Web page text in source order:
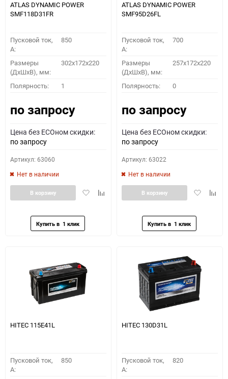
ATLAS DYNAMIC POWER
SMF118D31FR
Пусковой ток,
A:
850
Размеры
(ДхШхВ), мм:
302x172x220
Полярность: 1
по запросу
Цена без ECOном скидки:
по запросу
Артикул: 63060
Нет в наличии
ДобавитьДобавить
В корзину
ATLAS DYNAMIC POWER
SMF95D26FL
Пусковой ток,
A:
700
Размеры
(ДхШхВ), мм:
257x172x220
Полярность: 0
по запросу
Цена без ECOном скидки:
по запросу
Артикул: 63022
Нет в наличии
Добавить
В корзину
HITEC 115E41L
Пусковой ток,
A:
850
HITEC 130D31L
Пусковой ток,
A:
820